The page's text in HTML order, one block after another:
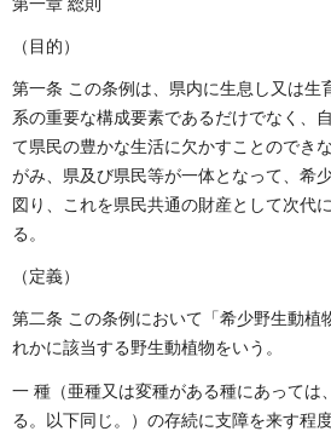
（目的）
第一条 この条例は、県内に生息し又は生
系の重要な構成要素であるだけでなく、
て県民の豊かな生活に欠かすことのでき
がみ、県及び県民等が一体となって、希
図り、これを県民共通の財産として次代
る。
（定義）
第二条 この条例において「希少野生動植
れかに該当する野生動植物をいう。
一 種（亜種又は変種がある種にあっては
る。以下同じ。）の存続に支障を来す程